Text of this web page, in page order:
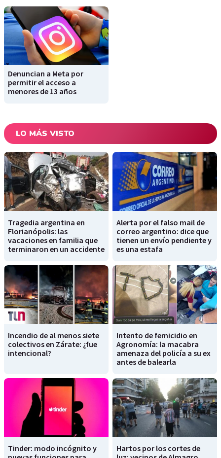
Denuncian a Meta por
permitir el acceso a
menores de 13 años
LO MÁS VISTO
Tragedia argentina en
Florianópolis: las
vacaciones en familia que
terminaron en un accidente
Alerta por el falso mail de
correo argentino: dice que
tienen un envío pendiente y
es una estafa
Incendio de al menos siete
colectivos en Zárate: ¿fue
intencional?
Intento de femicidio en
Agronomía: la macabra
amenaza del policía a su ex
antes de balearla
Tinder: modo incógnito y
Hartos por los cortes de